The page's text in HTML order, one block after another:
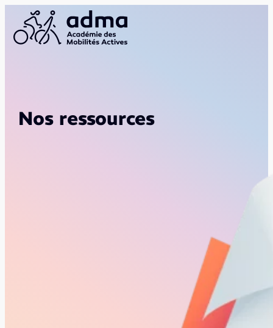
Nos ressources